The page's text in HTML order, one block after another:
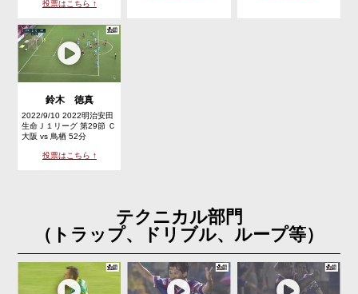
投票はこちら ↑
鈴木 徳真
2022/9/10 2022明治安田
生命Ｊ１リーグ 第29節 Ｃ
大阪 vs 鳥栖 52分
投票はこちら ↑
テクニカル部門
（トラップ、ドリブル、ループ等）